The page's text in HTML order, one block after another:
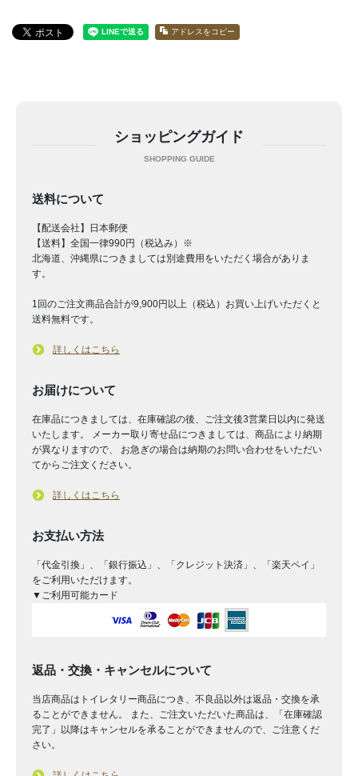
アドレスをコピー
ショッピングガイド
送料について
【配送会社】日本郵便
【送料】全国一律990円（税込み）※
北海道、沖縄県につきましては別途費用をいただく場合がありま
す。
1回のご注文商品合計が9,900円以上（税込）お買い上げいただくと
送料無料です。
詳しくはこちら
お届けについて
在庫品につきましては、在庫確認の後、ご注文後3営業日以内に発送
いたします。 メーカー取り寄せ品につきましては、商品により納期
が異なりますので、 お急ぎの場合は納期のお問い合わせをいただい
てからご注文ください。
詳しくはこちら
お支払い方法
「代金引換」、「銀行振込」、「クレジット決済」、「楽天ペイ」
をご利用いただけます。
▼ご利用可能カード
返品・交換・キャンセルについて
当店商品はトイレタリー商品につき、不良品以外は返品・交換を承
ることができません。 また、ご注文いただいた商品は、「在庫確認
完了」以降はキャンセルを承ることができませんので、ご注意くだ
さい。